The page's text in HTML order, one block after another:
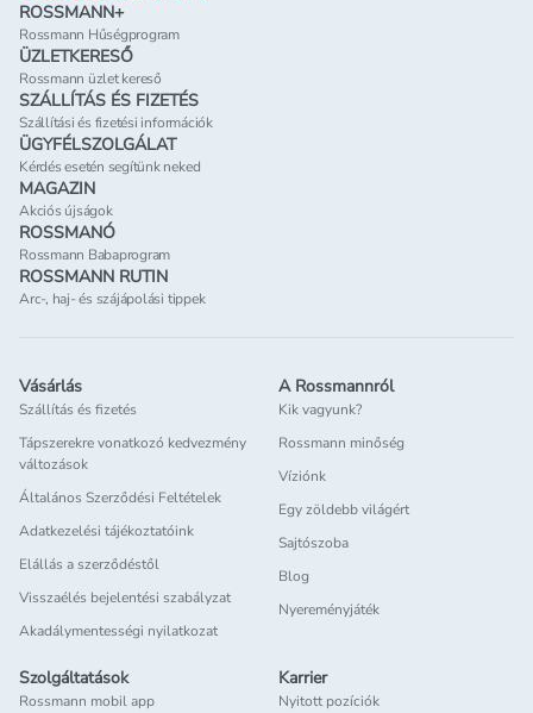
ROSSMANN+
Rossmann Hűségprogram
ÜZLETKERESŐ
Rossmann üzlet kereső
SZÁLLÍTÁS ÉS FIZETÉS
Szállítási és fizetési információk
ÜGYFÉLSZOLGÁLAT
Kérdés esetén segítünk neked
MAGAZIN
Akciós újságok
ROSSMANÓ
Rossmann Babaprogram
ROSSMANN RUTIN
Arc-, haj- és szájápolási tippek
Vásárlás
Szállítás és fizetés
Tápszerekre vonatkozó kedvezmény
változások
Általános Szerződési Feltételek
Adatkezelési tájékoztatóink
Elállás a szerződéstől
Visszaélés bejelentési szabályzat
Akadálymentességi nyilatkozat
A Rossmannról
Kik vagyunk?
Rossmann minőség
Víziónk
Egy zöldebb világért
Sajtószoba
Blog
Nyereményjáték
Szolgáltatások
Rossmann mobil app
Karrier
Nyitott pozíciók